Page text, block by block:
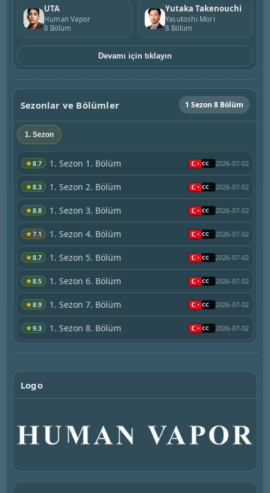
UTA
Human Vapor
8 Bölüm
Yutaka Takenouchi
Yasutoshi Mori
8 Bölüm
Devamı için tıklayın
Sezonlar ve Bölümler 1 Sezon 8 Bölüm
1. Sezon
★8.7 1. Sezon 1. Bölüm 2026-07-02
★8.3 1. Sezon 2. Bölüm 2026-07-02
★8.8 1. Sezon 3. Bölüm 2026-07-02
★7.1 1. Sezon 4. Bölüm 2026-07-02
★8.7 1. Sezon 5. Bölüm 2026-07-02
★8.5 1. Sezon 6. Bölüm 2026-07-02
★8.9 1. Sezon 7. Bölüm 2026-07-02
★9.3 1. Sezon 8. Bölüm 2026-07-02
Logo